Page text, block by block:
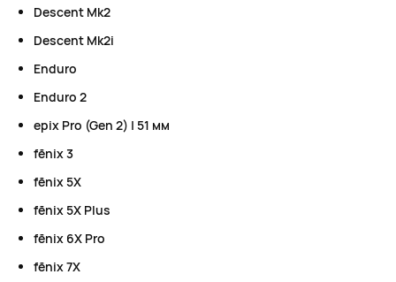
Descent Mk2
Descent Mk2i
Enduro
Enduro 2
epix Pro (Gen 2) | 51 мм
fēnix 3
fēnix 5X
fēnix 5X Plus
fēnix 6X Pro
fēnix 7X